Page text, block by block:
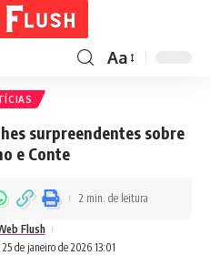
Aa
surpreendentes sobre
e Conte
de janeiro de 2026 13:01
Flush
2 min. de leitura